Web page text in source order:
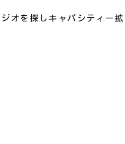
オを探しキャパシティー拡